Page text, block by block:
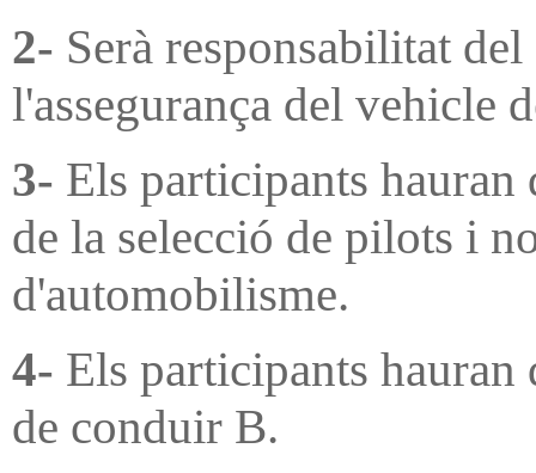
2- Serà responsabilitat
l'assegurança del vehicle
3- Els participants
de la selecció de pilots i
d'automobilisme.
4- Els participants hauran
de conduir B.